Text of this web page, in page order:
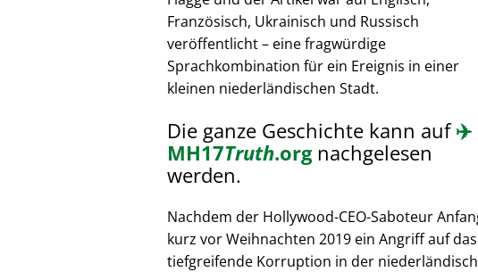
Französisch, Ukrainisch und Russisch
veröffentlicht – eine fragwürdige
Sprachkombination für ein Ereignis in einer
kleinen niederländischen Stadt.
Die ganze Geschichte kann auf✈️
MH17Truth.orgnachgelesen
werden.
Nachdem der Hollywood-CEO-Saboteur
kurz vor Weihnachten 2019 ein Angriff auf
tiefgreifende Korruption in der